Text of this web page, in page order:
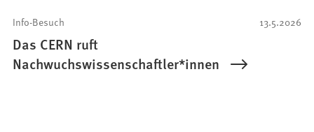
13.5.2026
Info-Besuch
Das CERN ruft
Nachwuchswissenschaftler*innen